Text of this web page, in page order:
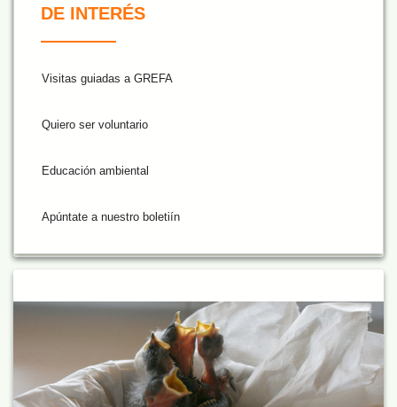
DE INTERÉS
Visitas guiadas a GREFA
Quiero ser voluntario
Educación ambiental
Apúntate a nuestro boletiín